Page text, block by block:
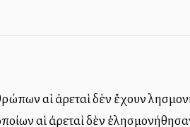
αἱ ἀρεταὶ δὲν ἔχουν
αἱ ἀρεταὶ δὲν